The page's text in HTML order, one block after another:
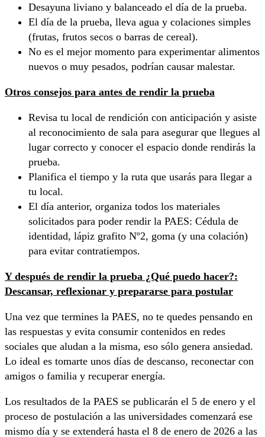
Desayuna liviano y balanceado el día de la prueba.
El día de la prueba, lleva agua y colaciones simples
(frutas, frutos secos o barras de cereal).
No es el mejor momento para experimentar alimentos
nuevos o muy pesados, podrían causar malestar.
Otros consejos para antes de rendir la prueba
Revisa tu local de rendición con anticipación y asiste
al reconocimiento de sala para asegurar que llegues al
lugar correcto y conocer el espacio donde rendirás la
prueba.
Planifica el tiempo y la ruta que usarás para llegar a
tu local.
El día anterior, organiza todos los materiales
solicitados para poder rendir la PAES: Cédula de
identidad, lápiz grafito Nº2, goma (y una colación)
para evitar contratiempos.
Y después de rendir la prueba ¿Qué puedo hacer?:
Descansar, reflexionar y prepararse para postular
Una vez que termines la PAES, no te quedes pensando en
las respuestas y evita consumir contenidos en redes
sociales que aludan a la misma, eso sólo genera ansiedad.
Lo ideal es tomarte unos días de descanso, reconectar con
amigos o familia y recuperar energía.
Los resultados de la PAES se publicarán el 5 de enero y el
proceso de postulación a las universidades comenzará ese
mismo día y se extenderá hasta el 8 de enero de 2026 a las